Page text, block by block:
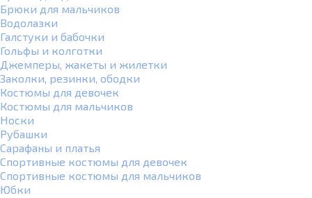
Брюки для мальчиков
Водолазки
Галстуки и бабочки
Гольфы и колготки
Джемперы, жакеты и жилетки
Заколки, резинки, ободки
Костюмы для девочек
Костюмы для мальчиков
Носки
Рубашки
Сарафаны и платья
Спортивные костюмы для девочек
Спортивные костюмы для мальчиков
Юбки